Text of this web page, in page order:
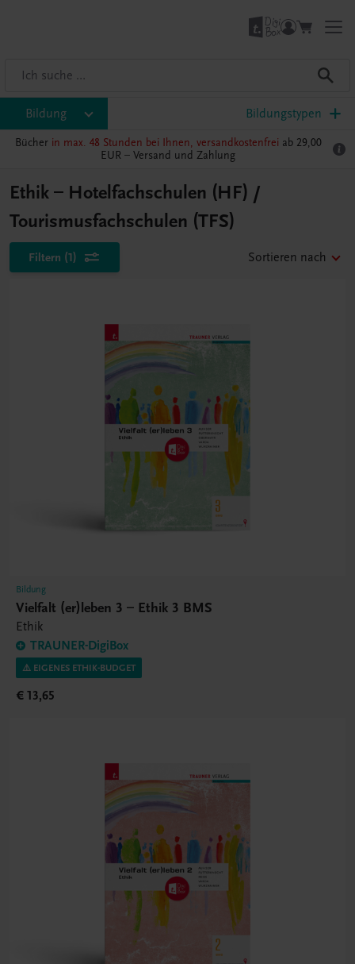
Bildung Bildungstypen
Bücher in max. 48 Stunden bei Ihnen, versandkostenfrei ab 29,00
EUR – Versand und Zahlung
Ethik – Hotelfachschulen (HF) /
Tourismusfachschulen (TFS)
Filtern (1) Sortieren nach
Bildung
Vielfalt (er)leben 3 – Ethik 3 BMS
Ethik
TRAUNER-DigiBox
⚠️ EIGENES ETHIK-BUDGET
€ 13,65